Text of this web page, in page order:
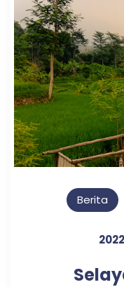
Berita